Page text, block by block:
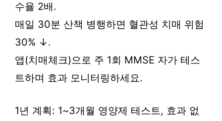
수율 2배.
매일 30분 산책 병행하면 혈관성 치매 위험
30% ↓.
앱(치매체크)으로 주 1회 MMSE 자가 테스
트하며 효과 모니터링하세요.
1년 계획: 1~3개월 영양제 테스트, 효과 없